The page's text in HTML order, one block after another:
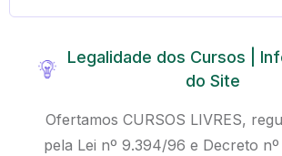
Legalidade dos Cursos |
do Site
Ofertamos CURSOS LIVRES,
pela Lei nº 9.394/96 e Decreto